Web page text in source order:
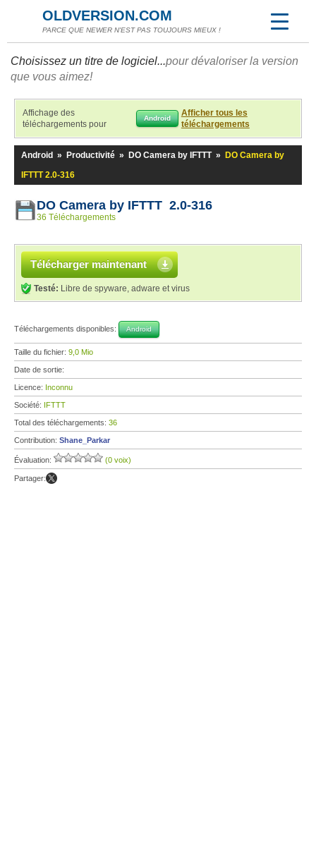
OLDVERSION.COM
PARCE QUE NEWER N'EST PAS TOUJOURS MIEUX !
Choisissez un titre de logiciel...pour dévaloriser la version
que vous aimez!
Affichage des
téléchargements pour
Android
Afficher tous les
téléchargements
Android » Productivité » DO Camera by IFTTT »
DO Camera by
IFTTT 2.0-316
DO Camera by IFTTT 2.0-316
36 Téléchargements
Télécharger maintenant
Testé: Libre de spyware, adware et virus
Téléchargements disponibles: Android
Taille du fichier: 9,0 Mio
Date de sortie:
Licence: Inconnu
Société: IFTTT
Total des téléchargements: 36
Contribution: Shane_Parkar
Évaluation: (0 voix)
Partager: